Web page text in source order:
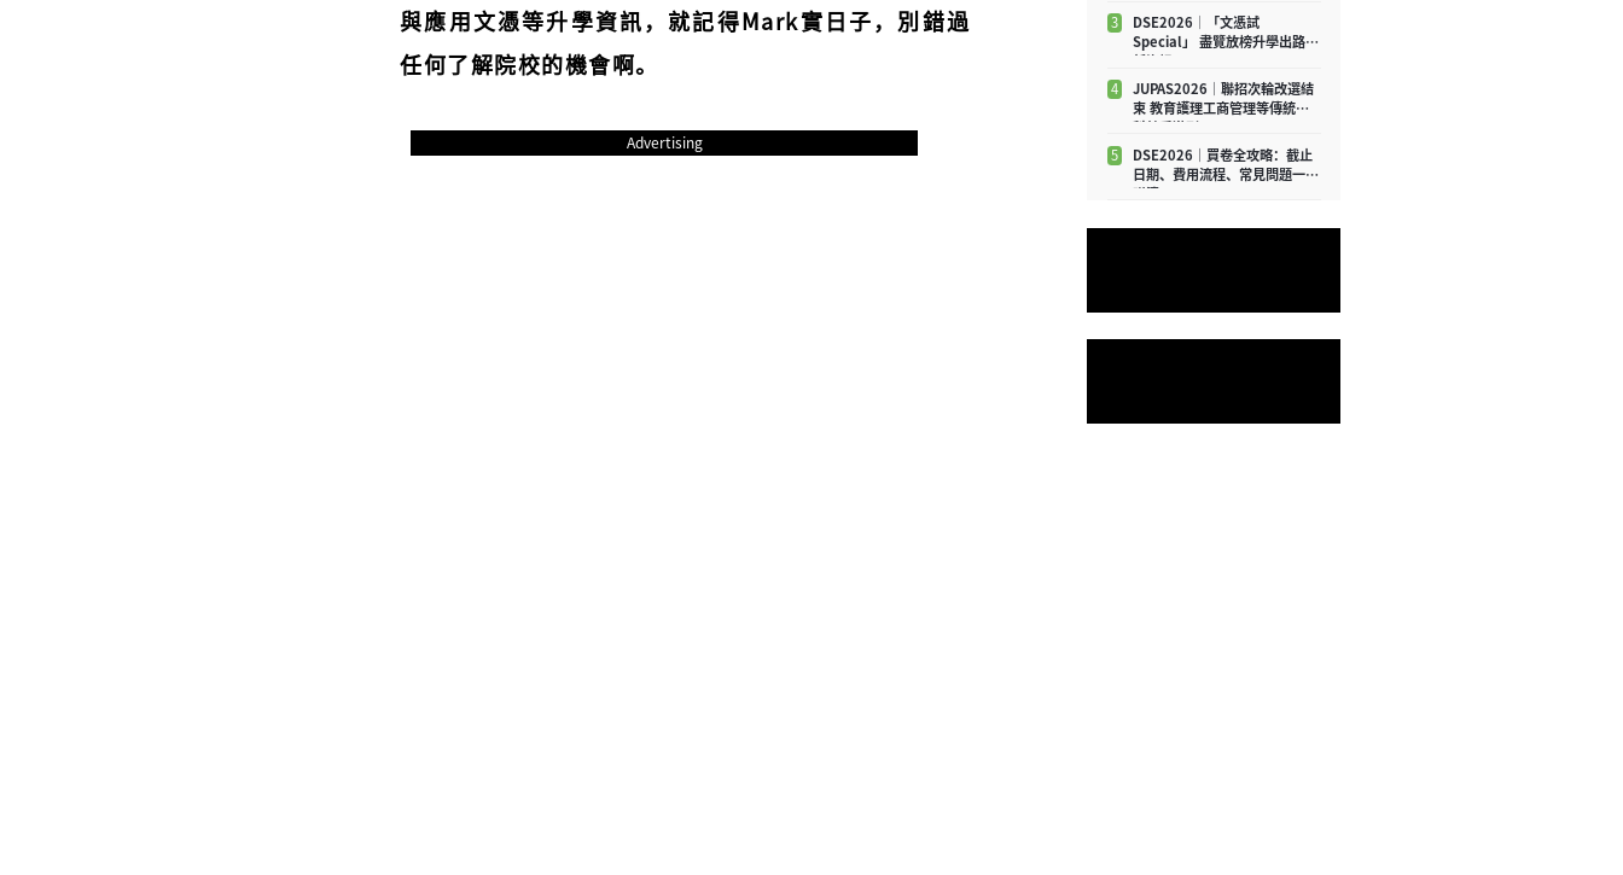
與應用文憑等升學資訊，就記得Mark實日子，別 錯過
任何了解院校的機會啊。
Advertising
3
DSE2026│「文憑試
Special」 盡覽放榜升學出路最
4
JUPAS2026｜聯招次輪改選結
束 教育護理工商管理等傳統學
5
DSE2026｜買卷全攻略：截止
日期、費用流程、常見問題一文